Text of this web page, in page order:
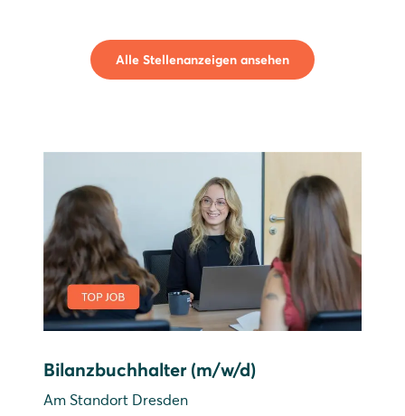
Alle Stellenanzeigen ansehen
Bilanzbuchhalter (m/w/d)
Am Standort Dresden